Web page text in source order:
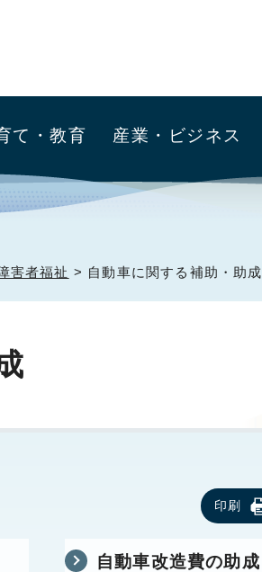
て・教育 産業・ビジネス
害者福祉 > 自動車に関する補助・助成
印刷
自動車改造費の助成